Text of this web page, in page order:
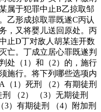
属于犯罪中止B乙掠取邹
乙形成掠取罪既遂C丙认
，又将婴儿送回原处。丙
止D丁对敌人胡某连开数
亡。丁成立居心罪既遂判
处（1）和（2）的，施行
施行。将下列哪些选项内
1）死刑 （2）有期徒刑
（2） （3）无期徒刑
3）有期徒刑 （4）附加刑